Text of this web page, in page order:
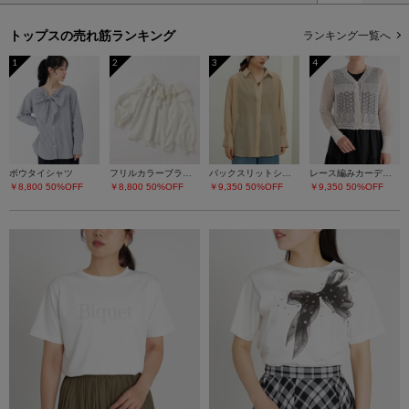
トップスの売れ筋ランキング ランキング一覧へ
1
ボウタイシャツ
￥8,800 50%OFF
2
フリルカラーブラウス
￥8,800 50%OFF
3
バックスリットシアーシャツ
￥9,350 50%OFF
4
レース編みカーディガン
￥9,350 50%OFF